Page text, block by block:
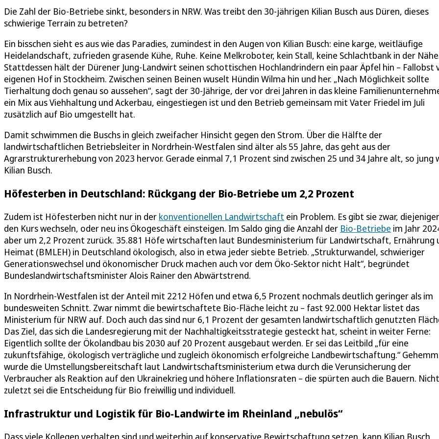
Die Zahl der Bio-Betriebe sinkt, besonders in NRW. Was treibt den 30-jährigen Kilian Busch aus Düren, dieses
schwierige Terrain zu betreten?
Ein bisschen sieht es aus wie das Paradies, zumindest in den Augen von Kilian Busch: eine karge, weitläufige
Heidelandschaft, zufrieden grasende Kühe, Ruhe. Keine Melkroboter, kein Stall, keine Schlachtbank in der
Stattdessen hält der Dürener Jung-Landwirt seinen schottischen Hochlandrindern ein paar Äpfel hin – Fallobst
eigenen Hof in Stockheim. Zwischen seinen Beinen wuselt Hündin Wilma hin und her. „Nach Möglichkeit sollte
Tierhaltung doch genau so aussehen“, sagt der 30-Jährige, der vor drei Jahren in das kleine
ein Mix aus Viehhaltung und Ackerbau, eingestiegen ist und den Betrieb gemeinsam mit Vater Friedel im Juli
zusätzlich auf Bio umgestellt hat.
Damit schwimmen die Buschs in gleich zweifacher Hinsicht gegen den Strom. Über die Hälfte der
landwirtschaftlichen Betriebsleiter in Nordrhein-Westfalen sind älter als 55 Jahre, das geht aus der
Agrarstrukturerhebung von 2023 hervor. Gerade einmal 7,1 Prozent sind zwischen 25 und 34 Jahre alt, so jung
Kilian Busch.
Höfesterben in Deutschland: Rückgang der Bio-Betriebe um 2,2 Prozent
Zudem ist Höfesterben nicht nur in der konventionellen Landwirtschaft ein Problem. Es gibt sie zwar,
den Kurs wechseln, oder neu ins Ökogeschäft einsteigen. Im Saldo ging die Anzahl der Bio-Betriebe im Jahr
aber um 2,2 Prozent zurück. 35.881 Höfe wirtschaften laut Bundesministerium für Landwirtschaft, Ernährung
Heimat (BMLEH) in Deutschland ökologisch, also in etwa jeder siebte Betrieb. „Strukturwandel, schwieriger
Generationswechsel und ökonomischer Druck machen auch vor dem Öko-Sektor nicht Halt“, begründet
Bundeslandwirtschaftsminister Alois Rainer den Abwärtstrend.
In Nordrhein-Westfalen ist der Anteil mit 2212 Höfen und etwa 6,5 Prozent nochmals deutlich geringer als im
bundesweiten Schnitt. Zwar nimmt die bewirtschaftete Bio-Fläche leicht zu – fast 92.000 Hektar listet das
Ministerium für NRW auf. Doch auch das sind nur 6,1 Prozent der gesamten landwirtschaftlich genutzten
Das Ziel, das sich die Landesregierung mit der Nachhaltigkeitsstrategie gesteckt hat, scheint in weiter Ferne:
Eigentlich sollte der Ökolandbau bis 2030 auf 20 Prozent ausgebaut werden. Er sei das Leitbild „für eine
zukunftsfähige, ökologisch verträgliche und zugleich ökonomisch erfolgreiche Landbewirtschaftung.“
wurde die Umstellungsbereitschaft laut Landwirtschaftsministerium etwa durch die Verunsicherung der
Verbraucher als Reaktion auf den Ukrainekrieg und höhere Inflationsraten – die spürten auch die Bauern. Nicht
zuletzt sei die Entscheidung für Bio freiwillig und individuell.
Infrastruktur und Logistik für Bio-Landwirte im Rheinland „nebulös“
Dass viele Kollegen verhalten sind und weiterhin auf konservative Bewirtschaftung setzen, kann Kilian Busch